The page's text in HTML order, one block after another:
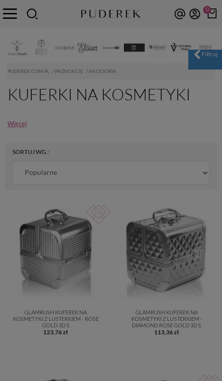
0
PUDEREK.COM.PL PAZNOKCIE AKCESORIA
KUFERKI NA KOSMETYKI
Więcej
SORTUJ WG.:
GLAMRUSH KUFEREK NA
KOSMETYKI Z LUSTERKIEM - ROSE
GOLD 3D S
123,76 zł
GLAMRUSH KUFEREK NA
KOSMETYKI Z LUSTERKIEM -
DIAMOND ROSE GOLD 3D S
113,36 zł